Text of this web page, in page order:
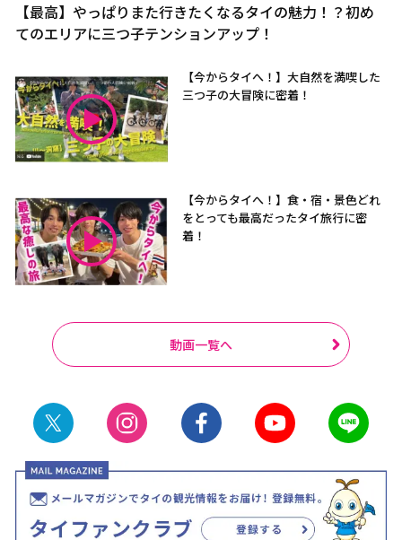
【最高】やっぱりまた行きたくなるタイの魅力！？初め
てのエリアに三つ子テンションアップ！
【今からタイへ！】大自然を満喫した
三つ子の大冒険に密着！
【今からタイへ！】食・宿・景色どれ
をとっても最高だったタイ旅行に密
着！
動画一覧へ